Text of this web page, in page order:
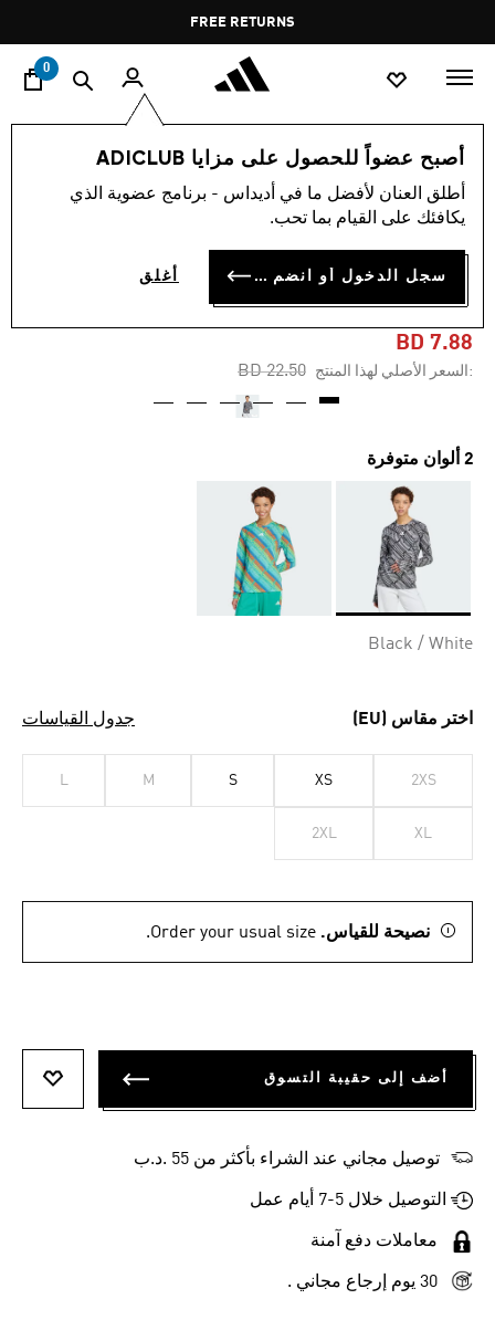
Pause
promotion
rotation
FREE RETURNS
0
أصبح عضواً للحصول على مزايا ADICLUB
أطلق العنان لأفضل ما في أديداس - برنامج عضوية الذي
يكافئك على القيام بما تحب.
سجل الدخول أو انضم الآن أغلق
النساء ملابس
-60%
تيشيرت جيرسي بأكمام طويلة
EMERGING HARMONY
BD 7.88
:السعر الأصلي لهذا المنتج Price reduced from
BD 22.50
to
2 ألوان متوفرة
Black / White
اختر مقاس (EU) جدول القياسات
2XS
XS
S
M
L
XL
2XL
نصيحة للقياس. Order your usual size.
أضف إلى حقيبة التسوق
توصيل مجاني عند الشراء بأكثر من 55 .د.ب‎
التوصيل خلال 5-7 أيام عمل
معاملات دفع آمنة